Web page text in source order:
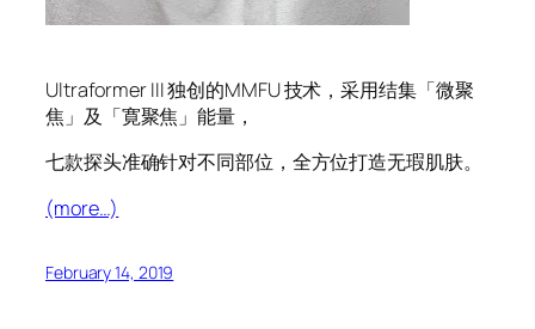
Ultraformer III 独创的MMFU 技术，采用结集「微聚
焦」及「寛聚焦」能量，
七款探头准确针对不同部位，全方位打造无瑕肌肤。
(more…)
February 14, 2019